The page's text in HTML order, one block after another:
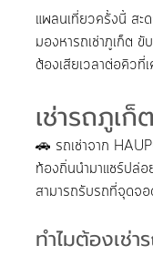
แพลนเที่ยวครั้งนี้ สะ
มองหารถเช่าภูเก็ต
ต้องเสียเวลาต่อคิวที่
เช่ารถภูเ
🚗 รถเช่าจาก
ท้องถิ่นนำมาแชร์ปล่
สามารถรับรถที่จุดจ
ทำไมต้องเช่